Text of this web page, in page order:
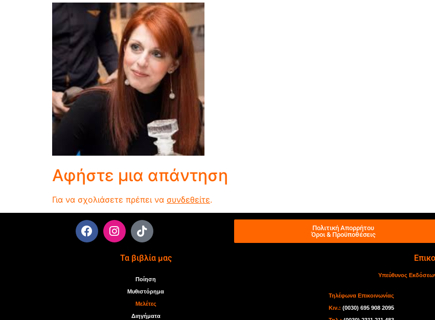
Αφήστε μια απάντηση
Για να σχολιάσετε πρέπει να συνδεθείτε.
Πολιτική Απορρήτου
Όροι & Προϋποθέσεις
Τα βιβλία μας
Ποίηση
Μυθιστόρημα
Μελέτες
Διηγήματα
Υπεύθυνος
Τηλέφωνα Επικοινωνίας
Κιν.: (0030) 695 908 2095